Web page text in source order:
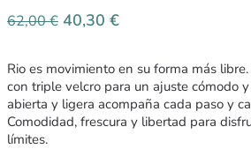
62,00€ 40,30 €
Rio es movimiento en su forma más
con triple velcro para un ajuste cómodo
abierta y ligera acompaña cada paso y
Comodidad, frescura y libertad para
límites.